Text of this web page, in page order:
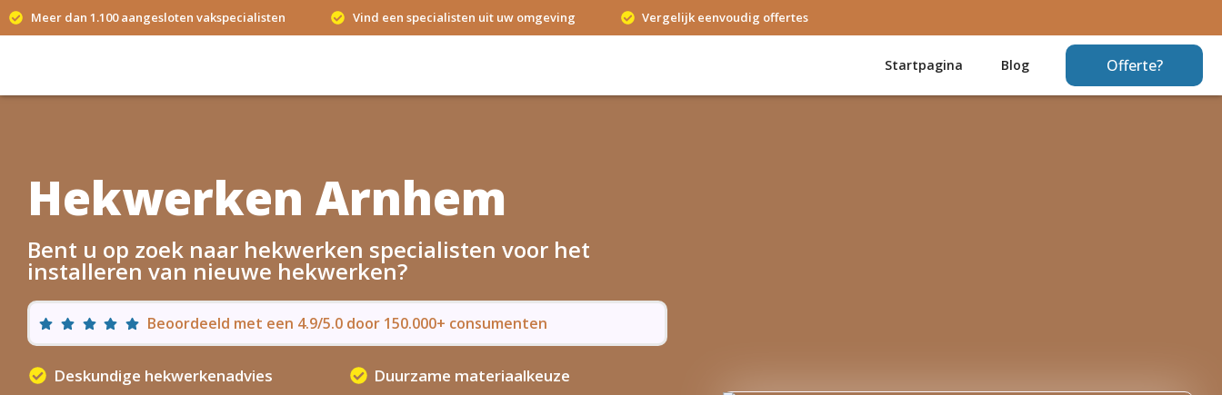
Meer dan 1.100 aangesloten vakspecialisten Vind een specialisten uit uw omgeving Vergelijk eenvoudig offertes
Startpagina Blog Offerte?
Hekwerken Arnhem
Bent u op zoek naar hekwerken specialisten voor het
installeren van nieuwe hekwerken?
Beoordeeld met een 4.9/5.0 door 150.000+ consumenten
Deskundige hekwerkenadvies
Duurzame materiaalkeuze